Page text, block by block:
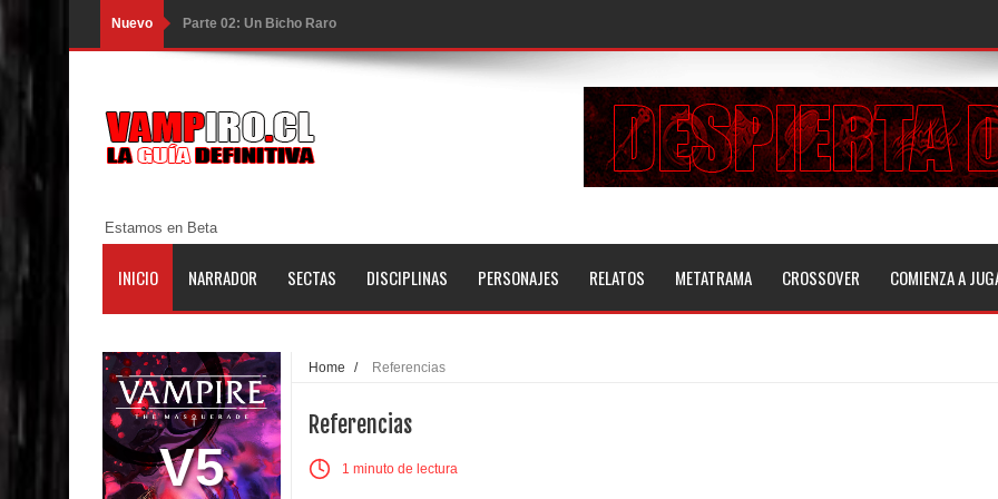
Nuevo Parte 02: Un Bicho Raro
Parte 01: Una Misión de Locos
Parte 03: Forastero en Tierra Muerta
Parte 10: El Secreto
Parte 06: El Trato con los Muertos
Parte 05: Sitiados
Parte 04: Se Descubre el Pastel
Parte 03: Una Piraña en el Bidé
Estamos en Beta
INICIO NARRADOR SECTAS DISCIPLINAS PERSONAJES RELATOS METATRAMA CROSSOVER COMIENZA A
V5
Home / Referencias
Referencias
1 minuto de lectura